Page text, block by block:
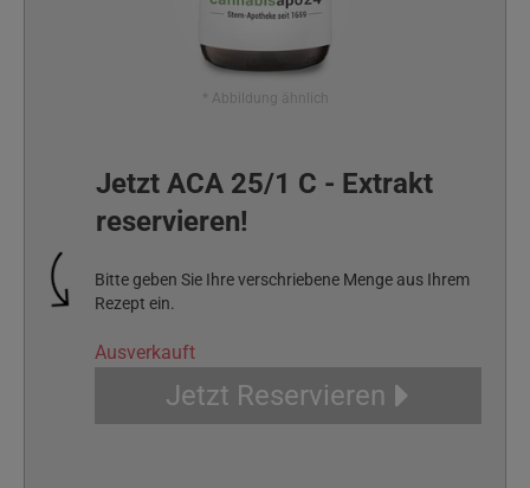
* Abbildung ähnlich
Jetzt ACA 25/1 C - Extrakt
reservieren!
Bitte geben Sie Ihre verschriebene Menge aus Ihrem
Rezept ein.
Ausverkauft
Jetzt Reservieren